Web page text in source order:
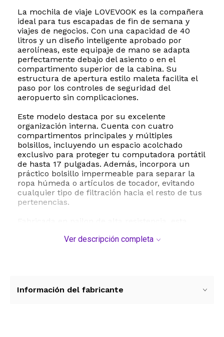
La mochila de viaje LOVEVOOK es la compañera
ideal para tus escapadas de fin de semana y
viajes de negocios. Con una capacidad de 40
litros y un diseño inteligente aprobado por
aerolíneas, este equipaje de mano se adapta
perfectamente debajo del asiento o en el
compartimento superior de la cabina. Su
estructura de apertura estilo maleta facilita el
paso por los controles de seguridad del
aeropuerto sin complicaciones.
Este modelo destaca por su excelente
organización interna. Cuenta con cuatro
compartimentos principales y múltiples
bolsillos, incluyendo un espacio acolchado
exclusivo para proteger tu computadora portátil
de hasta 17 pulgadas. Además, incorpora un
práctico bolsillo impermeable para separar la
ropa húmeda o artículos de tocador, evitando
cualquier tipo de filtración hacia el resto de tus
pertenencias.
a la abrasión y desgarros. Para garantizar la
sujetarla firmemente al asa de tu equipaje de
Ver descripción completa
Información del fabricante